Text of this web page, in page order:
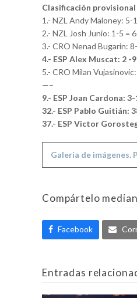
Clasificación provisional
1.- NZL Andy Maloney: 5-
2.- NZL Josh Junio: 1-5 =
3.- CRO Nenad Bugarin:
4.- ESP Alex Muscat: 2 -
5.- CRO Milan
—–
9.- ESP Joan Cardona:
32.- ESP Pablo Guitián:
37.- ESP Victor
Galeria de imágenes.
Compártelo
Facebook
Entradas